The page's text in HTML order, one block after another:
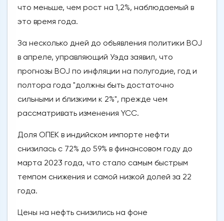
что меньше, чем рост на 1,2%, наблюдаемый в
это время года.
За несколько дней до объявления политики BOJ
в апреле, управляющий Уэда заявил, что
прогнозы BOJ по инфляции на полугодие, год и
полтора года "должны быть достаточно
сильными и близкими к 2%", прежде чем
рассматривать изменения YCC.
Доля ОПЕК в индийском импорте нефти
снизилась с 72% до 59% в финансовом году до
марта 2023 года, что стало самым быстрым
темпом снижения и самой низкой долей за 22
года.
Цены на нефть снизились на фоне